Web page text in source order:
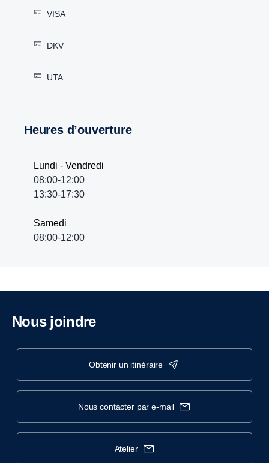
VISA
DKV
UTA
Heures d’ouverture
Lundi - Vendredi
08:00-12:00
13:30-17:30
Samedi
08:00-12:00
Nous joindre
obtenir un itinéraire
nous contacter par e-mail
atelier